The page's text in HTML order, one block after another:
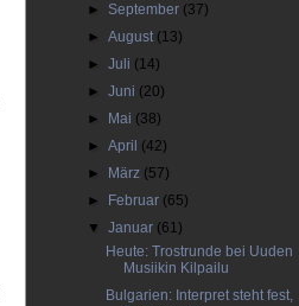
► September (37)
►August (13)
►Juli (14)
►Juni (20)
►
Mai (38)
►April (42)
►
März (57)
►
Februar (65)
▼Januar (61)
Heute: Trostrunde bei Uuden
Musiikin Kilpailu
Bulgarien: Interpret steht fest,